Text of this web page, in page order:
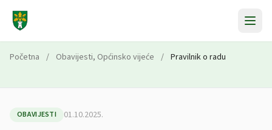
Početna / Obavijesti, Općinsko vijeće / Pravilnik o radu
OBAVIJESTI 01.10.2025.